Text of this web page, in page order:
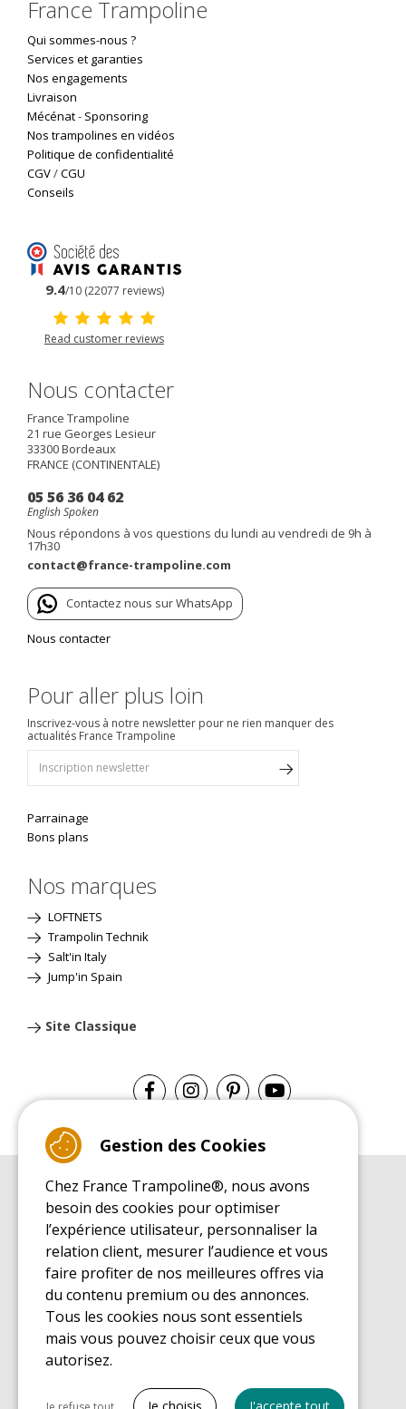
France Trampoline
Qui sommes-nous ?
Services et garanties
Nos engagements
Livraison
Mécénat- Sponsoring
Nos trampolines en vidéos
Politique de confidentialité
CGV/CGU
Conseils
9.4/10 (22077 reviews)
Read customer reviews
Nous contacter
France Trampoline
21 rue Georges Lesieur
33300Bordeaux
FRANCE (CONTINENTALE)
05 56 36 04 62
English Spoken
Nous répondons à vos questions du lundi au vendredi de 9h à
17h30
contact@france-trampoline.com
Contactez nous sur WhatsApp
Nous contacter
Pour aller plus loin
Inscrivez-vous à notre newsletter pour ne rien manquer des
actualités France Trampoline
Parrainage
Bons plans
Nos marques
LOFTNETS
Trampolin Technik
Salt'in Italy
Jump'in Spain
Site Classique
Guide d'achat pour les trampolines de loisirs
GUIDE DE MONTAGE
Guide de montage pour les trampolines de loisirs
GUIDE D'ENTRETIEN
Guide d'entretien des trampolines de loisirs
GUIDE DÉCOUVERTE
Guide de découverte des trampolines de loisirs
GUIDE D'ACHAT PIÈCES DE RECHANGE
Gestion des Cookies
Chez France Trampoline®, nous avons
besoin des cookies pour optimiser
l’expérience utilisateur, personnaliser la
relation client, mesurer l’audience et vous
faire profiter de nos meilleures offres via
du contenu premium ou des annonces.
Tous les cookies nous sont essentiels
mais vous pouvez choisir ceux que vous
autorisez.